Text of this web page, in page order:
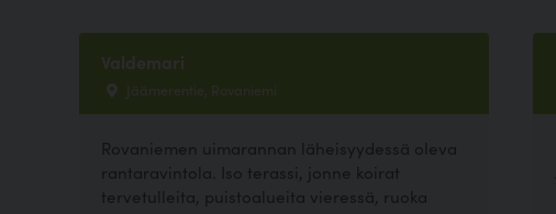
Valdemari
Jäämerentie, Rovaniemi
Rovaniemen uimarannan läheisyydessä oleva
rantaravintola. Iso terassi, jonne koirat
tervetulleita, puistoalueita vieressä, ruoka